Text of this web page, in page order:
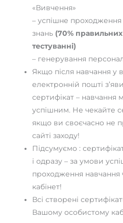
«Вивчення»
– успішне
знань (70%
тестуванні)
– генерування
Якщо після навчання у
електронній пошті
сертифікат – навчання
успішним. Не чекайте
якщо ви своєчасно не
сайті заходу!
Підсумуємо :
і одразу – за умови
проходження
кабінет!
Всі створені
Вашому особистому